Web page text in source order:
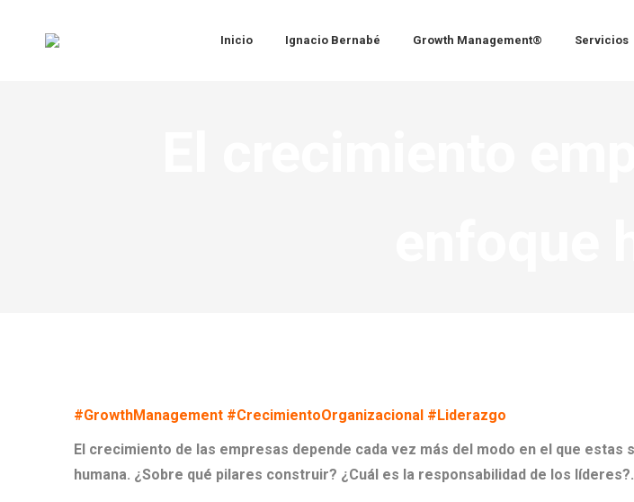
Inicio Ignacio Bernabé Growth Management® Servicios
#GrowthManagement #CrecimientoOrganizacional #Liderazgo
El crecimiento de las empresas depende cada vez más del modo en el que estas
humana. ¿Sobre qué pilares construir? ¿Cuál es la responsabilidad de los líderes?.